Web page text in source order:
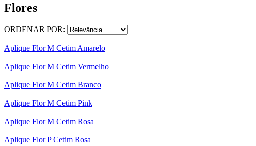
Flores
ORDENAR POR:
Aplique Flor M Cetim Amarelo
Aplique Flor M Cetim Vermelho
Aplique Flor M Cetim Branco
Aplique Flor M Cetim Pink
Aplique Flor M Cetim Rosa
Aplique Flor P Cetim Rosa